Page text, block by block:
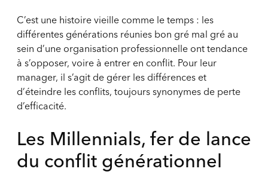
C’est une histoire vieille comme le temps : les
différentes générations réunies bon gré mal gré au
sein d’une organisation professionnelle ont tendance
à s’opposer, voire à entrer en conflit. Pour leur
manager, il s’agit de gérer les différences et
d’éteindre les conflits, toujours synonymes de perte
d’efficacité.
Les Millennials, fer de lance
du conflit générationnel